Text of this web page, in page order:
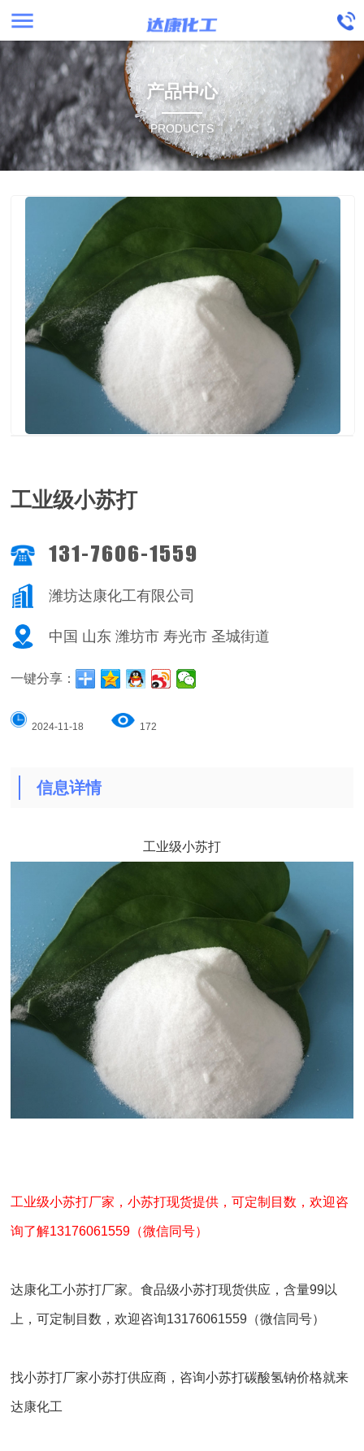
menu
产品中心
PRODUCTS
工业级小苏打
131-7606-1559
潍坊达康化工有限公司
中国 山东 潍坊市 寿光市 圣城街道
一键分享：
2024-11-18 172
信息详情
工业级小苏打
工业级小苏打厂家，小苏打现货提供，可定制目数，欢迎咨
询了解13176061559（微信同号）
达康化工小苏打厂家。食品级小苏打现货供应，含量99以
上，可定制目数，欢迎咨询13176061559（微信同号）
找小苏打厂家小苏打供应商，咨询小苏打碳酸氢钠价格就来
达康化工